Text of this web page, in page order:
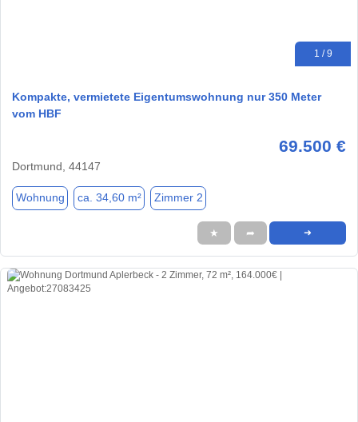
1 / 9
Kompakte, vermietete Eigentumswohnung nur 350 Meter
vom HBF
69.500 €
Dortmund, 44147
Wohnung ca. 34,60 m² Zimmer 2
★ ➦ ➜